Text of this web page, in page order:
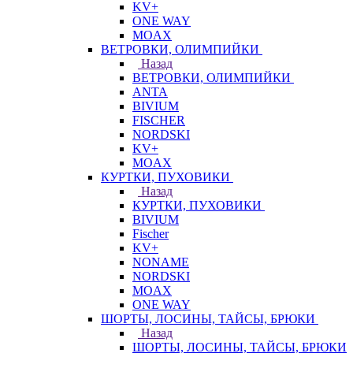
KV+
ONE WAY
MOAX
ВЕТРОВКИ, ОЛИМПИЙКИ
Назад
ВЕТРОВКИ, ОЛИМПИЙКИ
ANTA
BIVIUM
FISCHER
NORDSKI
KV+
MOAX
КУРТКИ, ПУХОВИКИ
Назад
КУРТКИ, ПУХОВИКИ
BIVIUM
Fischer
KV+
NONAME
NORDSKI
MOAX
ONE WAY
ШОРТЫ, ЛОСИНЫ, ТАЙСЫ, БРЮКИ
Назад
ШОРТЫ, ЛОСИНЫ, ТАЙСЫ, БРЮКИ